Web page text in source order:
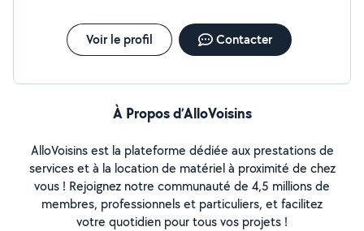
Voir le profil Contacter
À Propos d’AlloVoisins
AlloVoisins est la plateforme dédiée aux prestations de
services et à la location de matériel à proximité de chez
vous ! Rejoignez notre communauté de 4,5 millions de
membres, professionnels et particuliers, et facilitez
votre quotidien pour tous vos projets !